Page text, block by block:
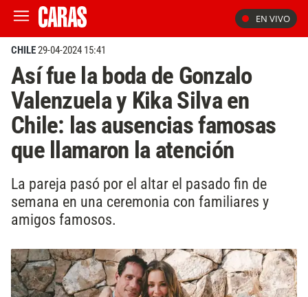
EN VIVO
CHILE29-04-2024 15:41
Así fue la boda de Gonzalo
Valenzuela y Kika Silva en
Chile: las ausencias famosas
que llamaron la atención
La pareja pasó por el altar el pasado fin de
semana en una ceremonia con familiares y
amigos famosos.